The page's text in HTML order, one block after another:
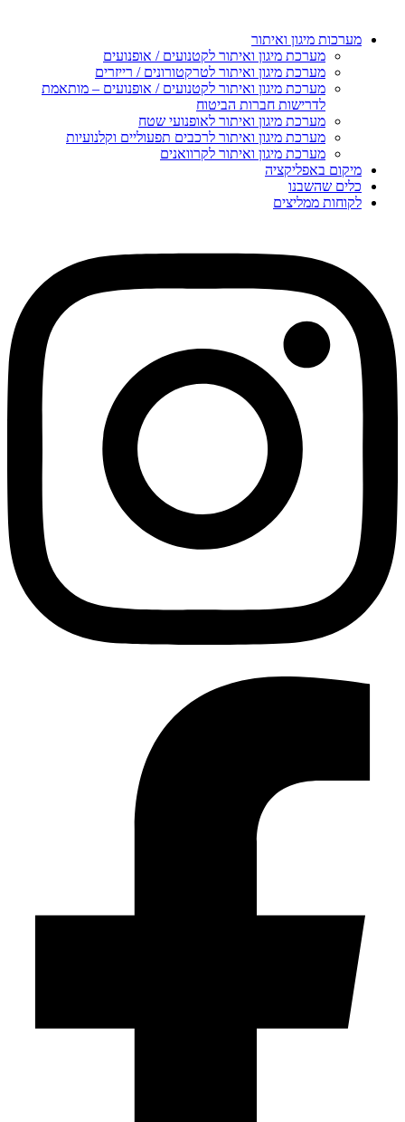
מערכות מיגון ואיתור
מערכת מיגון ואיתור לקטנועים / אופנועים
מערכת מיגון ואיתור לטרקטורונים / רייזרים
מערכת מיגון ואיתור לקטנועים / אופנועים – מותאמת
לדרישות חברות הביטוח
מערכת מיגון ואיתור לאופנועי שטח
מערכת מיגון ואיתור לרכבים תפעוליים וקלנועיות
מערכת מיגון ואיתור לקרוואנים
מיקום באפליקציה
כלים שהשבנו
לקוחות ממליצים